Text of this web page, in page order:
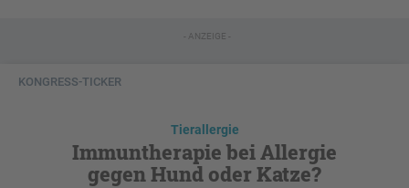
- ANZEIGE -
KONGRESS-TICKER
Tierallergie
Immuntherapie bei Allergie
gegen Hund oder Katze?